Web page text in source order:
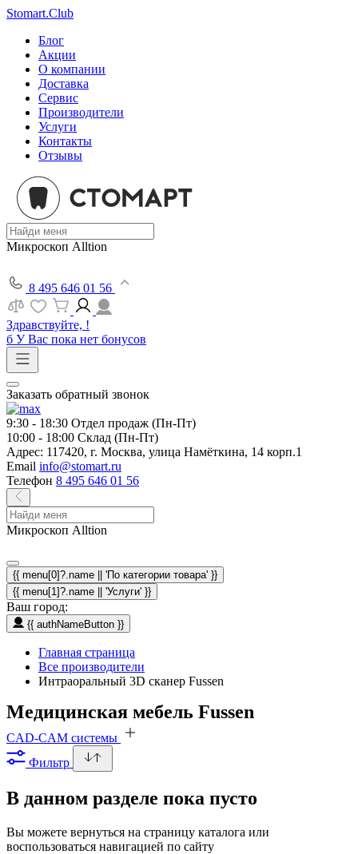
Stomart.Club
Блог
Акции
О компании
Доставка
Сервис
Производители
Услуги
Контакты
Отзывы
Микроскоп Alltion
8 495 646 01 56
Здравствуйте, !
б У Вас пока нет бонусов
Заказать обратный звонок
9:30 - 18:30 Отдел продаж (Пн-Пт)
10:00 - 18:00 Склад (Пн-Пт)
Адрес: 117420, г. Москва, улица Намёткина, 14 корп.1
Email info@stomart.ru
Телефон 8 495 646 01 56
Микроскоп Alltion
{{ menu[0]?.name || 'По категории товара' }}
{{ menu[1]?.name || 'Услуги' }}
Ваш город:
{{ authNameButton }}
Главная страница
Все производители
Интраоральный 3D сканер Fussen
Медицинская мебель Fussen
CAD-CAM системы
Фильтр
В данном разделе пока пусто
Вы можете вернуться на страницу каталога или
воспользоваться навигацией по сайту